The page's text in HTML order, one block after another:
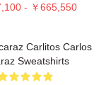
- ￥665,550
Carlitos Carlos
Sweatshirts